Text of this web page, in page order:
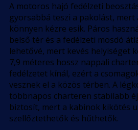
A motoros hajó fedélzeti
gyorsabbá teszi a pakolást,
könnyen kézre esik. Páros
belső tér és a fedélzeti mosdó
lehetővé, mert kevés helyiséget
7,9 méteres hossz nappali
fedélzetet kínál, ezért a
vesznek el a közös térben. A
többnapos charteren stabilabb
biztosít, mert a kabinok kikötés
szellőztethetők és hűthetők.